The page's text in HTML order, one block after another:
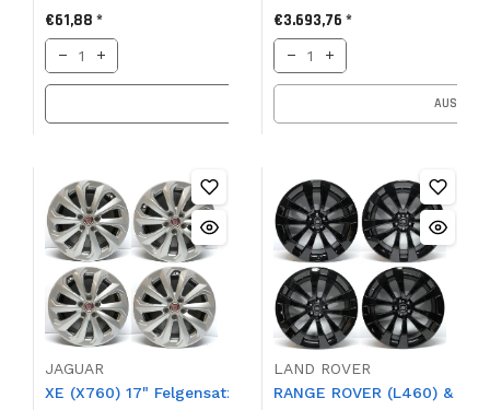
€61,88 * €3.693,76 *
JAGUAR
XE (X760) 17" Felgensatz, Stealth, T4N28442
LAND ROVER
RANGE ROVER (L460) &